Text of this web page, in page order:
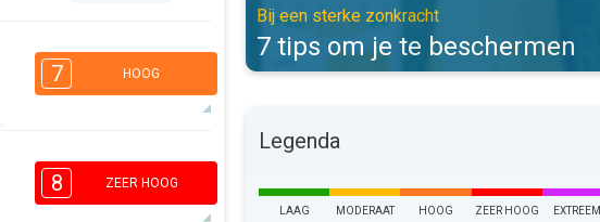
7 HOOG
4
16:00
8 ZEER HOOG
Bij een sterke zonkracht
7 tips om je te beschermen
Legenda
LAAG MODERAAT HOOG ZEER HOOG EXTREEM